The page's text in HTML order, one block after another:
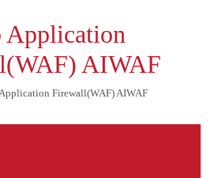
Application
AIWAF
Firewall(WAF) AIWAF